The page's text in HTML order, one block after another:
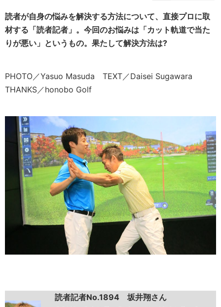
読者が自身の悩みを解決する方法について、直接プロに取
材する「読者記者」。今回のお悩みは「カット軌道で当た
りが悪い」というもの。果たして解決方法は?
PHOTO／Yasuo Masuda TEXT／Daisei Sugawara
THANKS／honobo Golf
読者記者No.1894 坂井翔さん